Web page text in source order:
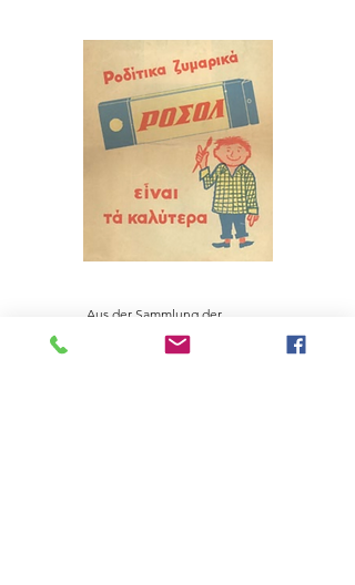
Aus der Sammlung der
Kulturstiftung der
Nationalbank von